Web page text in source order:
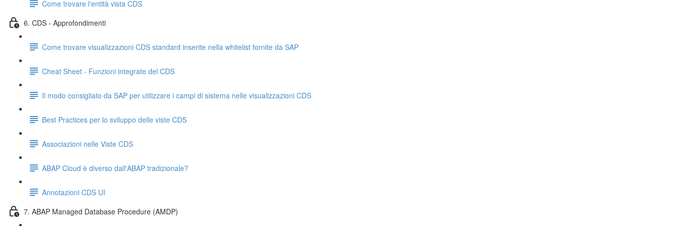
Come trovare l'entità vista CDS
6. CDS - Approfondimenti
Come trovare visualizzazioni CDS standard inserite nella whitelist fornite da SAP
Cheat Sheet - Funzioni integrate del CDS
Il modo consigliato da SAP per utilizzare i campi di sistema nelle visualizzazioni CDS
Best Practices per lo sviluppo delle viste CDS
Associazioni nelle Viste CDS
ABAP Cloud è diverso dall'ABAP tradizionale?
Annotazioni CDS UI
7. ABAP Managed Database Procedure (AMDP)